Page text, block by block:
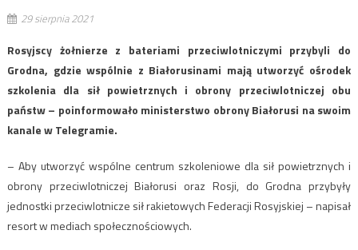
29 sierpnia 2021
​Rosyjscy żołnierze z bateriami przeciwlotniczymi przybyli do
Grodna, gdzie wspólnie z Białorusinami mają utworzyć ośrodek
szkolenia dla sił powietrznych i obrony przeciwlotniczej obu
państw – poinformowało ministerstwo obrony Białorusi na swoim
kanale w Telegramie.
– Aby utworzyć wspólne centrum szkoleniowe dla sił powietrznych i
obrony przeciwlotniczej Białorusi oraz Rosji, do Grodna przybyły
jednostki przeciwlotnicze sił rakietowych Federacji Rosyjskiej – napisał
resort w mediach społecznościowych.